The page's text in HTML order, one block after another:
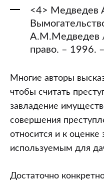
<4> Медведев
А.М.Медведев
право. – 1996.
Многие авторы
чтобы считать
завладение
совершения
относится и к
используемым для
Достаточно